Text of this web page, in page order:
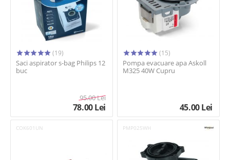
(19)
Saci aspirator s-bag Philips 12
buc
95.00Lei
78.00Lei
(15)
Pompa evacuare apa Askoll
M325 40W Cupru
45.00Lei
COK601UN PMP025WH